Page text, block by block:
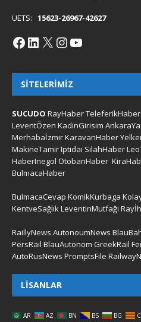
UETS: 15623-26967-42627
SITELERIMIZ
SUCUDO RayHaberTeleferikHaber
LeventÖzen KadinGirisim
MerhabaİzmirKaravanHaber
MakineTamirIptidai SilahHaber
HaberInegol OtobanHaber
BulmacaHaber
BulmacaCevap KomikKurbaga
KentveSağlıkLeventinMutfağı
RaillyNews AutonoumNews
PersRail BlauAutonom GreekRail
AutoRusNews PromptsFile
LISANLAR
AR AZ BN BS BG